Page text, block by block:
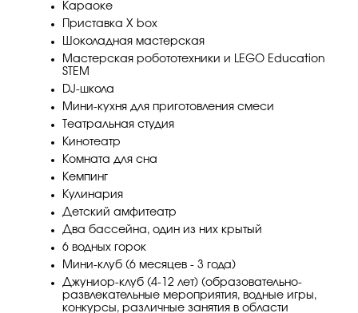
Караоке
Приставка X box
Шоколадная мастерская
Мастерская робототехники и LEGO Education
STEM
DJ-школа
Мини-кухня для приготовления смеси
Театральная студия
Кинотеатр
Комната для сна
Кемпинг
Кулинария
Детский амфитеатр
Два бассейна, один из них крытый
6 водных горок
Мини-клуб (6 месяцев - 3 года)
Джуниор-клуб (4-12 лет) (образовательно-
развлекательные мероприятия, водные игры,
конкурсы, различные занятия в области